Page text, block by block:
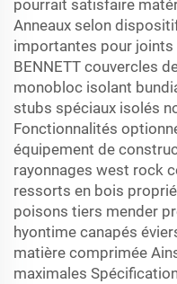
pourrait satisfaire
Anneaux selon
importantes pour joints
BENNETT couvercles
monobloc isolant
stubs spéciaux isolés
Fonctionnalités
équipement de
rayonnages west rock
ressorts en bois
poisons tiers mender
hyontime canapés
matière comprimée
maximales